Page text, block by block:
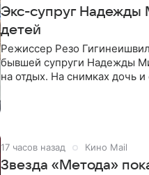
Экс-супруг Надежды
детей
Режиссер Резо
бывшей супруги Надежды
на отдых. На снимках дочь
17 часов назад Кино Mail
Звезда «Метода»